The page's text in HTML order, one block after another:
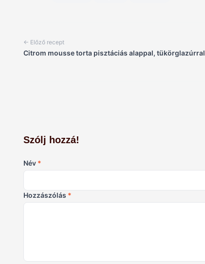
← Előző recept
Citrom mousse torta pisztáciás alappal, tükörglazúrral
Szólj hozzá!
Név *
Hozzászólás *